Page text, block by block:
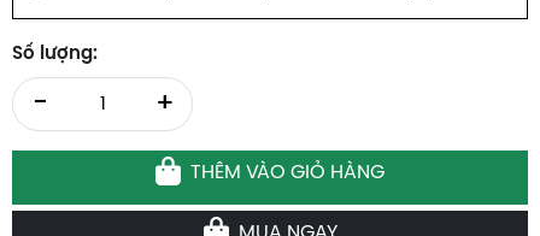
Số lượng:
- +
THÊM VÀO GIỎ HÀNG